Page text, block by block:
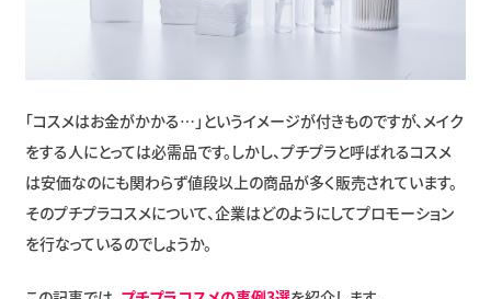
「コスメはお金がかかる…」というイメージが付きものですが、メイク
をする人にとっては必需品です。しかし、プチプラと呼ばれるコスメ
は安価なのにも関わらず値段以上の商品が多く販売されています。
そのプチプラコスメについて、企業はどのようにしてプロモーション
を行なっているのでしょうか。